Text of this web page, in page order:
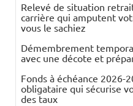
Relevé de situation
carrière qui amputent
vous le sachiez
Démembrement
avec une décote et
Fonds à échéance 2026-
obligataire qui sécurise
des taux